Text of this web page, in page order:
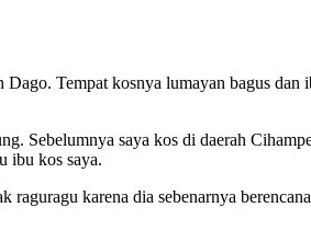
Tempat kosnya lumayan bagus
Sebelumnya saya kos di daerah
ibu kos saya.
karena dia sebenarnya